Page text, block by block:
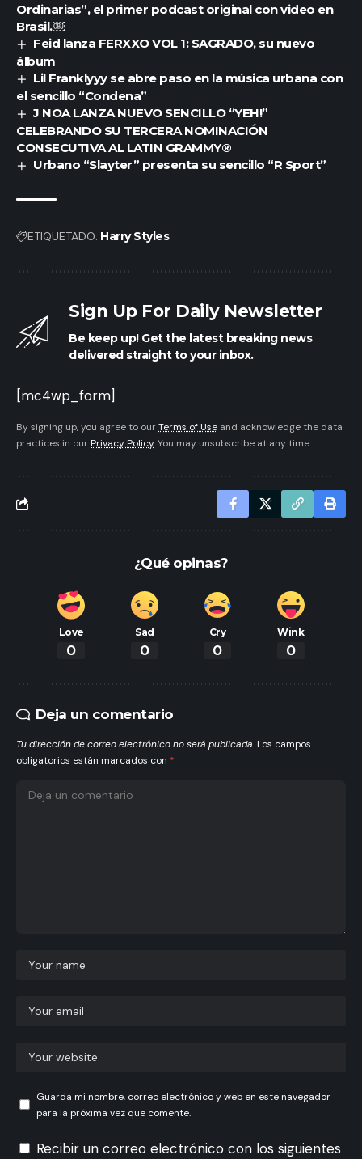
Ordinarias”, el primer podcast original con video en
Brasil.￼
Feid lanza FERXXO VOL 1: SAGRADO, su nuevo
álbum
Lil Franklyyy se abre paso en la música urbana con
el sencillo “Condena”
J NOA LANZA NUEVO SENCILLO “YEH!”
CELEBRANDO SU TERCERA NOMINACIÓN
CONSECUTIVA AL LATIN GRAMMY®
Urbano “Slayter” presenta su sencillo “R Sport”
ETIQUETADO: Harry Styles
Sign Up For Daily Newsletter
Be keep up! Get the latest breaking news
delivered straight to your inbox.
[mc4wp_form]
By signing up, you agree to ourTerms of Use and acknowledge the data
practices in our Privacy Policy. You may unsubscribe at any time.
¿Qué opinas?
Love
0
Sad
0
Cry
0
Wink
0
Deja un comentario
Tu dirección de correo electrónico no será publicada. Los campos
obligatorios están marcados con *
Guarda mi nombre, correo electrónico y web en este navegador
para la próxima vez que comente.
Recibir un correo electrónico con los siguientes